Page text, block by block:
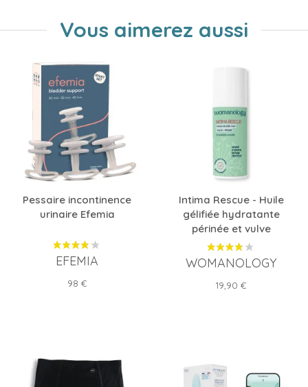
Vous aimerez aussi
Pessaire incontinence
urinaire Efemia
EFEMIA
Prix
98 €
Intima Rescue - Huile
gélifiée hydratante
périnée et vulve
WOMANOLOGY
Prix
19,90 €